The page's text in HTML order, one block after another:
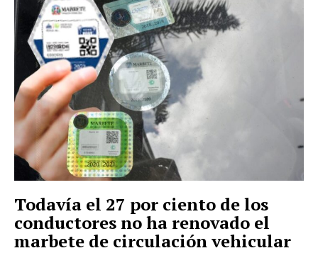
Todavía el 27 por ciento de los
conductores no ha renovado el
marbete de circulación vehicular